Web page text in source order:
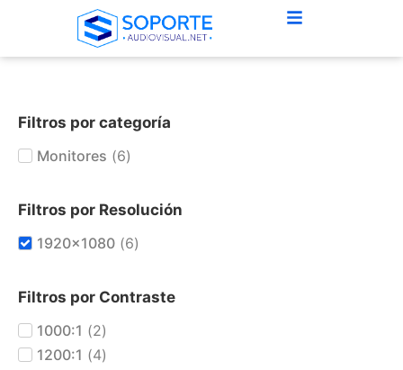
Filtros por categoría
Monitores (6)
Filtros por Resolución
1920x1080 (6)
Filtros por Contraste
1000:1 (2)
1200:1 (4)